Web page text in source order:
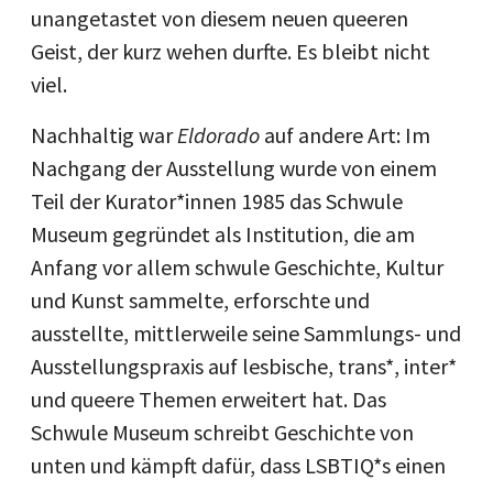
unangetastet von diesem neuen queeren
Geist, der kurz wehen durfte. Es bleibt nicht
viel.
Nachhaltig warEldorado auf andere Art: Im
Nachgang der Ausstellung wurde von einem
Teil der Kurator*innen 1985 das Schwule
Museum gegründet als Institution, die am
Anfang vor allem schwule Geschichte, Kultur
und Kunst sammelte, erforschte und
ausstellte, mittlerweile seine Sammlungs- und
Ausstellungspraxis auf lesbische, trans*, inter*
und queere Themen erweitert hat. Das
Schwule Museum schreibt Geschichte von
unten und kämpft dafür, dass LSBTIQ*s einen